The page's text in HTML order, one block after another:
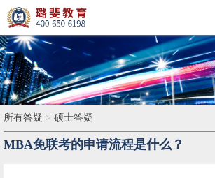
所有答疑 > 硕士答疑
MBA免联考的申请流程是什么？